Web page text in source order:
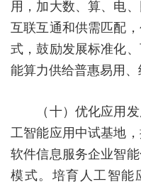
用，加大数、算、电
互联互通和供需匹配
式，鼓励发展标准化
能算力供给普惠易用、
（十）优化应用发
工智能应用中试基地
软件信息服务企业智
模式。培育人工智能